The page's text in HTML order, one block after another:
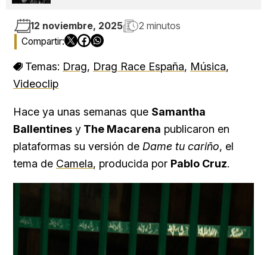
12 noviembre, 2025 2 minutos
Temas: Drag, Drag Race España, Música,
Videoclip
Hace ya unas semanas que Samantha
Ballentines y The Macarena publicaron en
plataformas su versión de Dame tu cariño, el
tema de Camela, producida por Pablo Cruz.